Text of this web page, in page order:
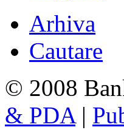
Arhiva
Cautare
© 2008
& PDA|